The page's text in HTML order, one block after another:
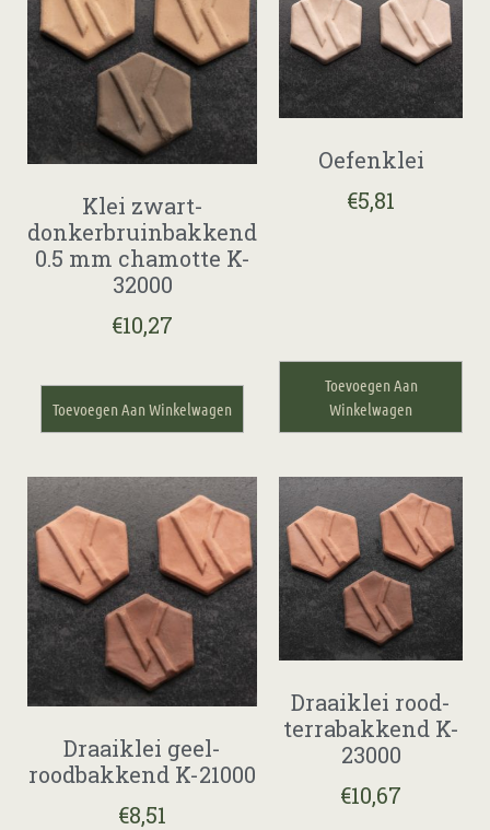
Klei zwart-
donkerbruinbakkend
0.5 mm chamotte K-
32000
€10,27
Toevoegen Aan Winkelwagen
Oefenklei
€5,81
Toevoegen Aan
Winkelwagen
Draaiklei geel-
roodbakkend K-21000
€8,51
Draaiklei rood-
terrabakkend K-
23000
€10,67